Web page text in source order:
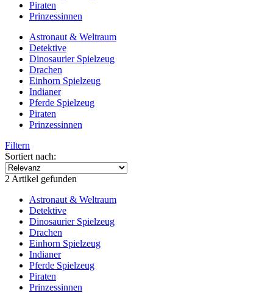
Piraten
Prinzessinnen
Astronaut & Weltraum
Detektive
Dinosaurier Spielzeug
Drachen
Einhorn Spielzeug
Indianer
Pferde Spielzeug
Piraten
Prinzessinnen
Filtern
Sortiert nach:
2 Artikel gefunden
Astronaut & Weltraum
Detektive
Dinosaurier Spielzeug
Drachen
Einhorn Spielzeug
Indianer
Pferde Spielzeug
Piraten
Prinzessinnen